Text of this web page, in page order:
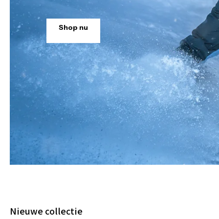
Shop nu
Nieuwe collectie